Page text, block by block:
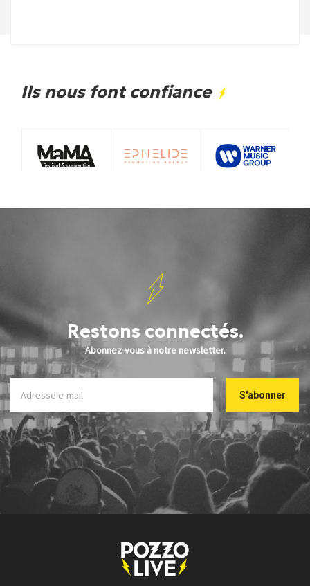
Ils nous font confiance
Restons connectés.
Abonnez-vous à notre newsletter.